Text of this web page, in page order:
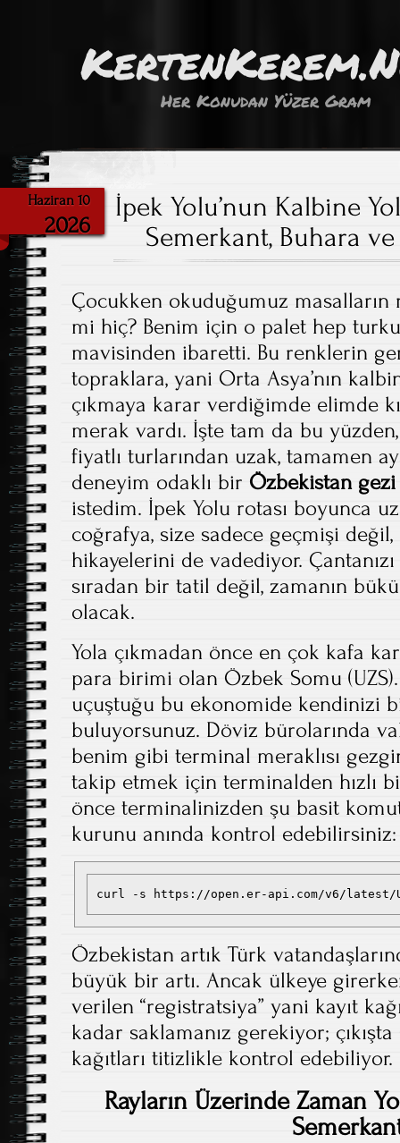
Her Konudan Yüzer Gram
Haziran 10
2026
İpek Yolu’nun Kalbine
Semerkant, Buhara
Çocukken okuduğumuz
mi hiç? Benim için o palet hep
mavisinden ibaretti. Bu renklerin
topraklara, yani Orta Asya’nın
çıkmaya karar verdiğimde elimde
merak vardı. İşte tam da bu
fiyatlı turlarından uzak, tamamen
deneyim odaklı bir Özbekistan
istedim. İpek Yolu rotası boyunca
coğrafya, size sadece geçmişi değil,
hikayelerini de vadediyor.
sıradan bir tatil değil, zamanın
olacak.
Yola çıkmadan önce en çok kafa
para birimi olan Özbek Somu (UZS).
uçuştuğu bu ekonomide kendinizi
buluyorsunuz. Döviz bürolarında
benim gibi terminal meraklısı
takip etmek için terminalden hızlı
önce terminalinizden şu basit
kurunu anında kontrol edebilirsiniz:
curl -s https://open.er-api.com/v6/latest/
Özbekistan artık Türk
büyük bir artı. Ancak ülkeye
verilen “registratsiya” yani kayıt
kadar saklamanız gerekiyor;
kağıtları titizlikle kontrol edebiliyor.
Rayların Üzerinde Zaman